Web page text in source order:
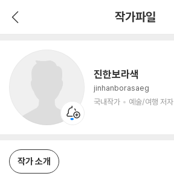
작가파일
진한보라색
jinhanborasaeg
국내작가
예술/여행 저자
예술/여행 저자
작가 소개